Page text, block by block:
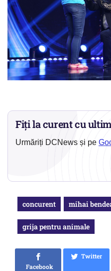
Fiți la curent cu
Urmăriți DCNews și pe
concurent mihai
grija pentru animale
Facebook
Twitter